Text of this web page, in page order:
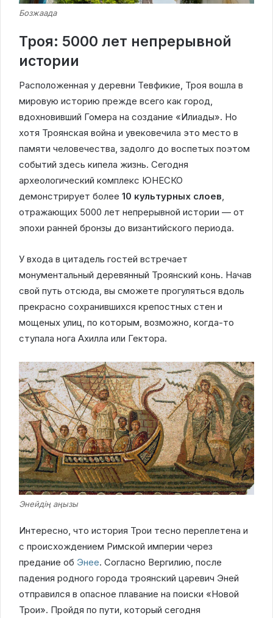
Бозжаада
Троя: 5000 лет непрерывной
истории
Расположенная у деревни Тевфикие, Троя вошла в
мировую историю прежде всего как город,
вдохновивший Гомера на создание «Илиады». Но
хотя Троянская война и увековечила это место в
памяти человечества, задолго до воспетых поэтом
событий здесь кипела жизнь. Сегодня
археологический комплекс ЮНЕСКО
демонстрирует более 10 культурных слоев,
отражающих 5000 лет непрерывной истории — от
эпохи ранней бронзы до византийского периода.
У входа в цитадель гостей встречает
монументальный деревянный Троянский конь. Начав
свой путь отсюда, вы сможете прогуляться вдоль
прекрасно сохранившихся крепостных стен и
мощеных улиц, по которым, возможно, когда-то
ступала нога Ахилла или Гектора.
Энейдің аңызы
Интересно, что история Трои тесно переплетена и
с происхождением Римской империи через
предание об Энее. Согласно Вергилию, после
падения родного города троянский царевич Эней
отправился в опасное плавание на поиски «Новой
Трои». Пройдя по пути, который сегодня